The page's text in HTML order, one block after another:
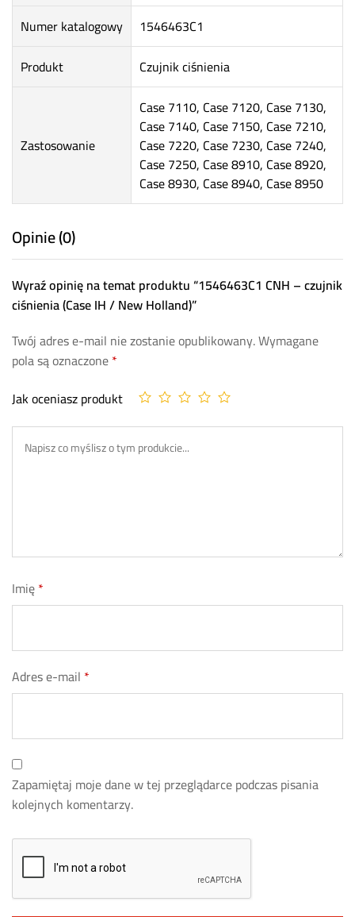
Numer katalogowy
1546463C1
Produkt
Czujnik ciśnienia
Zastosowanie
Case 7110, Case 7120, Case 7130,
Case 7140, Case 7150, Case 7210,
Case 7220, Case 7230, Case 7240,
Case 7250, Case 8910, Case 8920,
Case 8930, Case 8940, Case 8950
Opinie (0)
Wyraź opinię na temat produktu “1546463C1 CNH – czujnik
ciśnienia (Case IH / New Holland)”
Twój adres e-mail nie zostanie opublikowany.Wymagane
pola są oznaczone*
Jak oceniasz produkt
Imię*
Adres e-mail *
Zapamiętaj moje dane w tej przeglądarce podczas pisania
kolejnych komentarzy.